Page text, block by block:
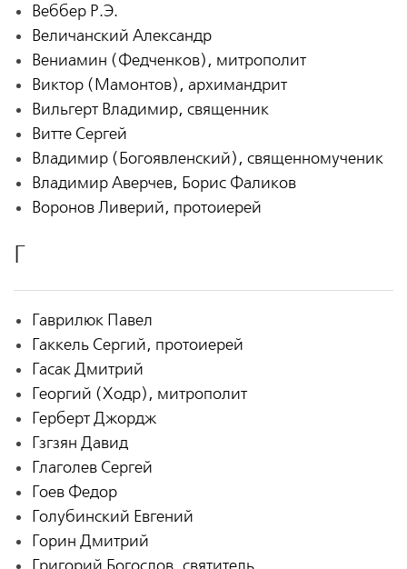
Веббер Р.Э.
Величанский Александр
Вениамин (Федченков), митрополит
Виктор (Мамонтов), архимандрит
Вильгерт Владимир, священник
Витте Сергей
Владимир (Богоявленский), священномученик
Владимир Аверчев, Борис Фаликов
Воронов Ливерий, протоиерей
Г
Гаврилюк Павел
Гаккель Сергий, протоиерей
Гасак Дмитрий
Георгий (Ходр), митрополит
Герберт Джордж
Гзгзян Давид
Глаголев Сергей
Гоев Федор
Голубинский Евгений
Горин Дмитрий